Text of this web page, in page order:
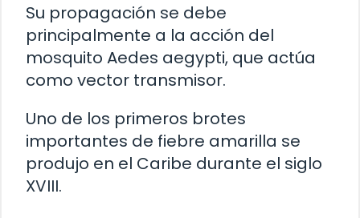
Su propagación se debe
principalmente a la acción del
mosquito Aedes aegypti, que actúa
como vector transmisor.
Uno de los primeros brotes
importantes de fiebre amarilla se
produjo en el Caribe durante el siglo
XVIII.